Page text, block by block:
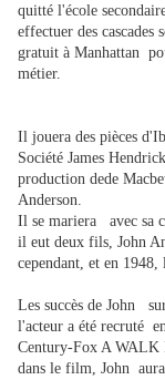
quitté l'école
effectuer des
gratuit à Manhattan
métier.
Il jouera des pièces
Société James
production dede
Anderson.
Il se mariera avec sa
il eut deux fils, John
cependant, et en
Les succès de John
l'acteur a été recruté
Century-Fox A WALK
dans le film, John